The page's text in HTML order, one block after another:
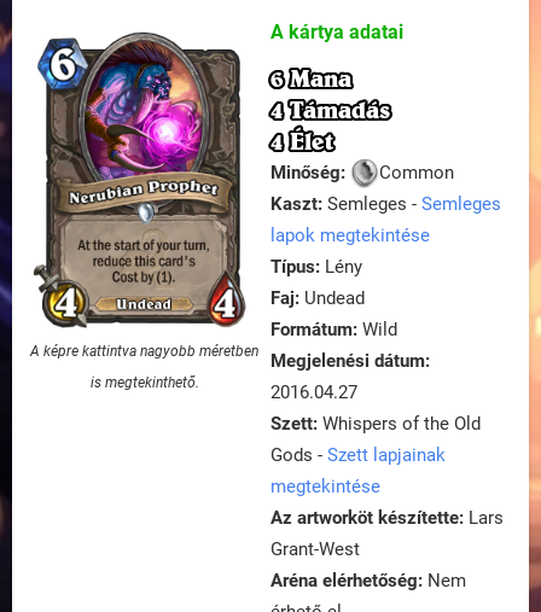
A képre kattintva nagyobb méretben
is megtekinthető.
A kártya adatai
6 Mana
4 Támadás
4 Élet
Minőség:
Common
Kaszt: Semleges - Semleges
lapok megtekintése
Típus: Lény
Faj: Undead
Formátum: Wild
Megjelenési dátum:
2016.04.27
Szett: Whispers of the Old
Gods - Szett lapjainak
megtekintése
Az artworköt készítette: Lars
Grant-West
Aréna elérhetőség: Nem